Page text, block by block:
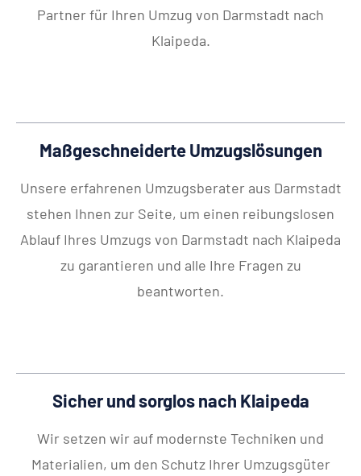
Partner für Ihren Umzug von Darmstadt nach
Klaipeda.
Maßgeschneiderte Umzugslösungen
Unsere erfahrenen Umzugsberater aus Darmstadt
stehen Ihnen zur Seite, um einen reibungslosen
Ablauf Ihres Umzugs von Darmstadt nach Klaipeda
zu garantieren und alle Ihre Fragen zu
beantworten.
Sicher und sorglos nach Klaipeda
Wir setzen wir auf modernste Techniken und
Materialien, um den Schutz Ihrer Umzugsgüter